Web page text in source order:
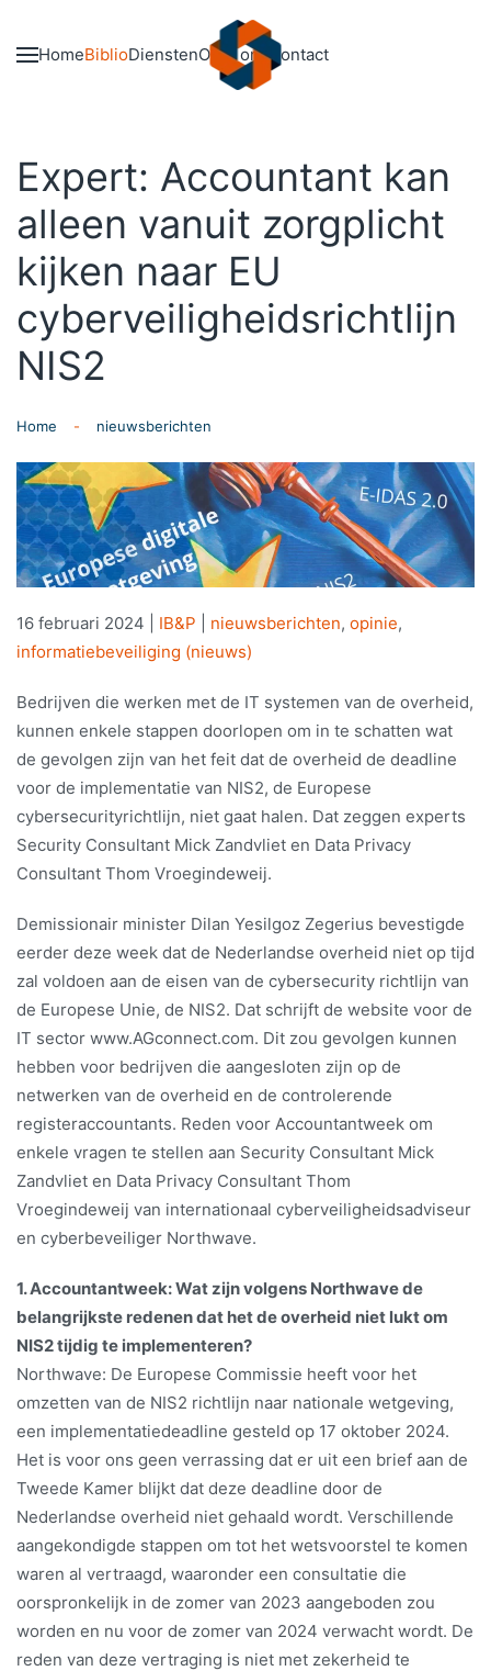
Skip to main content
HomeBiblioDienstenOver onsContact
Expert: Accountant kan
alleen vanuit zorgplicht
kijken naar EU
cyberveiligheidsrichtlijn
NIS2
Home nieuwsberichten
16 februari 2024 IB&P nieuwsberichten, opinie,
informatiebeveiliging (nieuws)
Bedrijven die werken met de IT systemen van de overheid,
kunnen enkele stappen doorlopen om in te schatten wat
de gevolgen zijn van het feit dat de overheid de deadline
voor de implementatie van NIS2, de Europese
cybersecurityrichtlijn, niet gaat halen. Dat zeggen experts
Security Consultant Mick Zandvliet en Data Privacy
Consultant Thom Vroegindeweij.
Demissionair minister Dilan Yesilgoz Zegerius bevestigde
eerder deze week dat de Nederlandse overheid niet op tijd
zal voldoen aan de eisen van de cybersecurity richtlijn van
de Europese Unie, de NIS2. Dat schrijft de website voor de
IT sector www.AGconnect.com. Dit zou gevolgen kunnen
hebben voor bedrijven die aangesloten zijn op de
netwerken van de overheid en de controlerende
registeraccountants. Reden voor Accountantweek om
enkele vragen te stellen aan Security Consultant Mick
Zandvliet en Data Privacy Consultant Thom
Vroegindeweij van internationaal cyberveiligheidsadviseur
en cyberbeveiliger Northwave.
1. Accountantweek: Wat zijn volgens Northwave de
belangrijkste redenen dat het de overheid niet lukt om
NIS2 tijdig te implementeren?
Northwave: De Europese Commissie heeft voor het
omzetten van de NIS2 richtlijn naar nationale wetgeving,
een implementatiedeadline gesteld op 17 oktober 2024.
Het is voor ons geen verrassing dat er uit een brief aan de
Tweede Kamer blijkt dat deze deadline door de
Nederlandse overheid niet gehaald wordt. Verschillende
aangekondigde stappen om tot het wetsvoorstel te komen
waren al vertraagd, waaronder een consultatie die
oorspronkelijk in de zomer van 2023 aangeboden zou
worden en nu voor de zomer van 2024 verwacht wordt. De
reden van deze vertraging is niet met zekerheid te